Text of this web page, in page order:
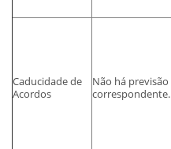
Caducidade de
Acordos
Não há previsão
correspondente.